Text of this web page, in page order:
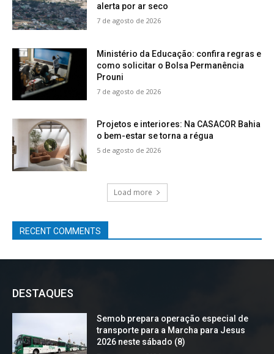
alerta por ar seco
7 de agosto de 2026
Ministério da Educação: confira regras e
como solicitar o Bolsa Permanência
Prouni
7 de agosto de 2026
Projetos e interiores: Na CASACOR Bahia
o bem-estar se torna a régua
5 de agosto de 2026
Load more
RECENT COMMENTS
DESTAQUES
Semob prepara operação especial de
transporte para a Marcha para Jesus
2026 neste sábado (8)